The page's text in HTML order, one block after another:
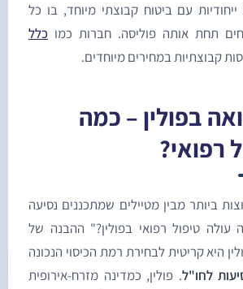
עם ביטוח קבוצתי מיוחד, בו כל
אותה פוליסה. חברות כמוכלל
במחירים מיוחדים.
בפולין – כמה
מבין מטיילים שמתכננים נסיעה
רפואי בפולין?" ההבנה של
קריטית לבחירת רמת הכיסוי הנכונה
. פולין, כמדינה מזרח-אירופית